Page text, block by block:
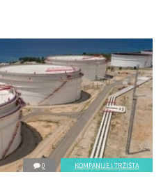
0 KOMPANIJE I TRŽIŠTA